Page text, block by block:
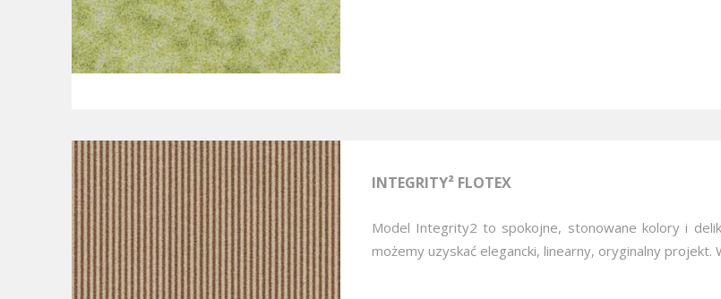
INTEGRITY² FLOTEX
Model Integrity2 to spokojne, stonowane kolory i
możemy uzyskać elegancki, linearny, oryginalny projekt.